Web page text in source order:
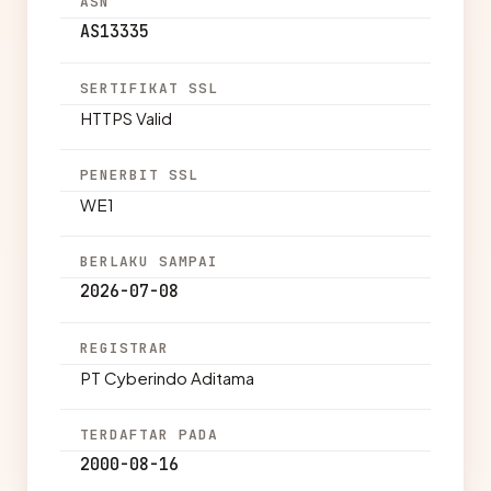
AS13335
SERTIFIKAT SSL
HTTPS Valid
PENERBIT SSL
WE1
BERLAKU SAMPAI
2026-07-08
REGISTRAR
PT Cyberindo Aditama
TERDAFTAR PADA
2000-08-16